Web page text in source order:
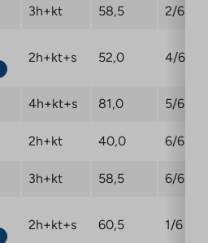
3h+kt 58,5 2/6
2h+kt+s 52,0 4/6
4h+kt+s 81,0 5/6
2h+kt 40,0 6/6
3h+kt 58,5 6/6
2h+kt+s 60,5 1/6